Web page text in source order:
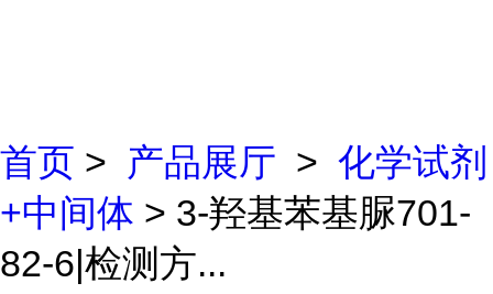
首页 > 产品展厅 > 化学试剂
+中间体 > 3-羟基苯基脲701-
82-6|检测方...